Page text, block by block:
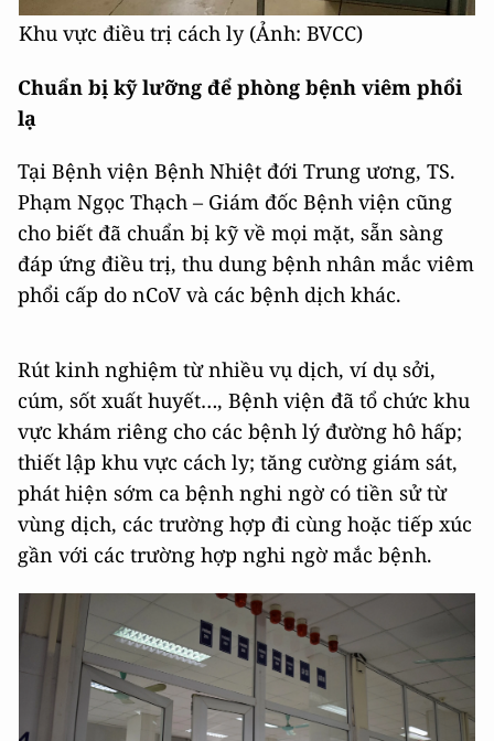
Khu vực điều trị cách ly (Ảnh: BVCC)
Chuẩn bị kỹ lưỡng để phòng bệnh viêm phổi
lạ
Tại Bệnh viện Bệnh Nhiệt đới Trung ương, TS.
Phạm Ngọc Thạch – Giám đốc Bệnh viện cũng
cho biết đã chuẩn bị kỹ về mọi mặt, sẵn sàng
đáp ứng điều trị, thu dung bệnh nhân mắc viêm
phổi cấp do nCoV và các bệnh dịch khác.
Rút kinh nghiệm từ nhiều vụ dịch, ví dụ sởi,
cúm, sốt xuất huyết…, Bệnh viện đã tổ chức khu
vực khám riêng cho các bệnh lý đường hô hấp;
thiết lập khu vực cách ly; tăng cường giám sát,
phát hiện sớm ca bệnh nghi ngờ có tiền sử từ
vùng dịch, các trường hợp đi cùng hoặc tiếp xúc
gần với các trường hợp nghi ngờ mắc bệnh.